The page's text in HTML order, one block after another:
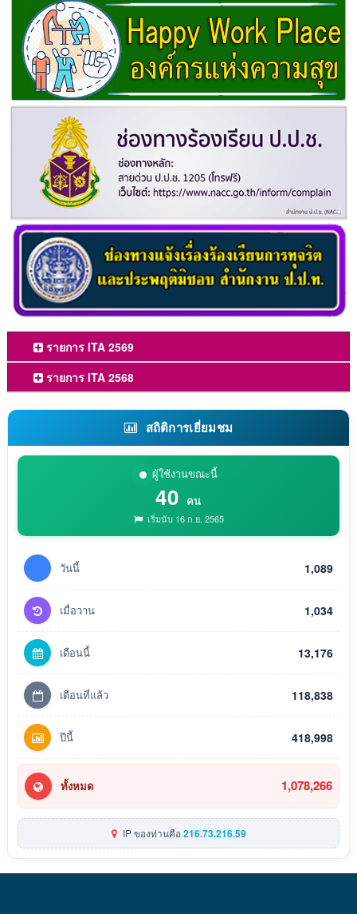
รายการ ITA 2569
รายการ ITA 2568
สถิติการเยี่ยมชม
ผู้ใช้งานขณะนี้
40 คน
เริ่มนับ 16 ก.ย. 2565
วันนี้ 1,089
เมื่อวาน 1,034
เดือนนี้ 13,176
เดือนที่แล้ว 118,838
ปีนี้ 418,998
ทั้งหมด 1,078,266
IP ของท่านคือ216.73.216.59